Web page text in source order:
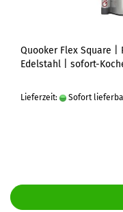
Quooker Flex Square |
Edelstahl | sofort-
Lieferzeit: Sofort